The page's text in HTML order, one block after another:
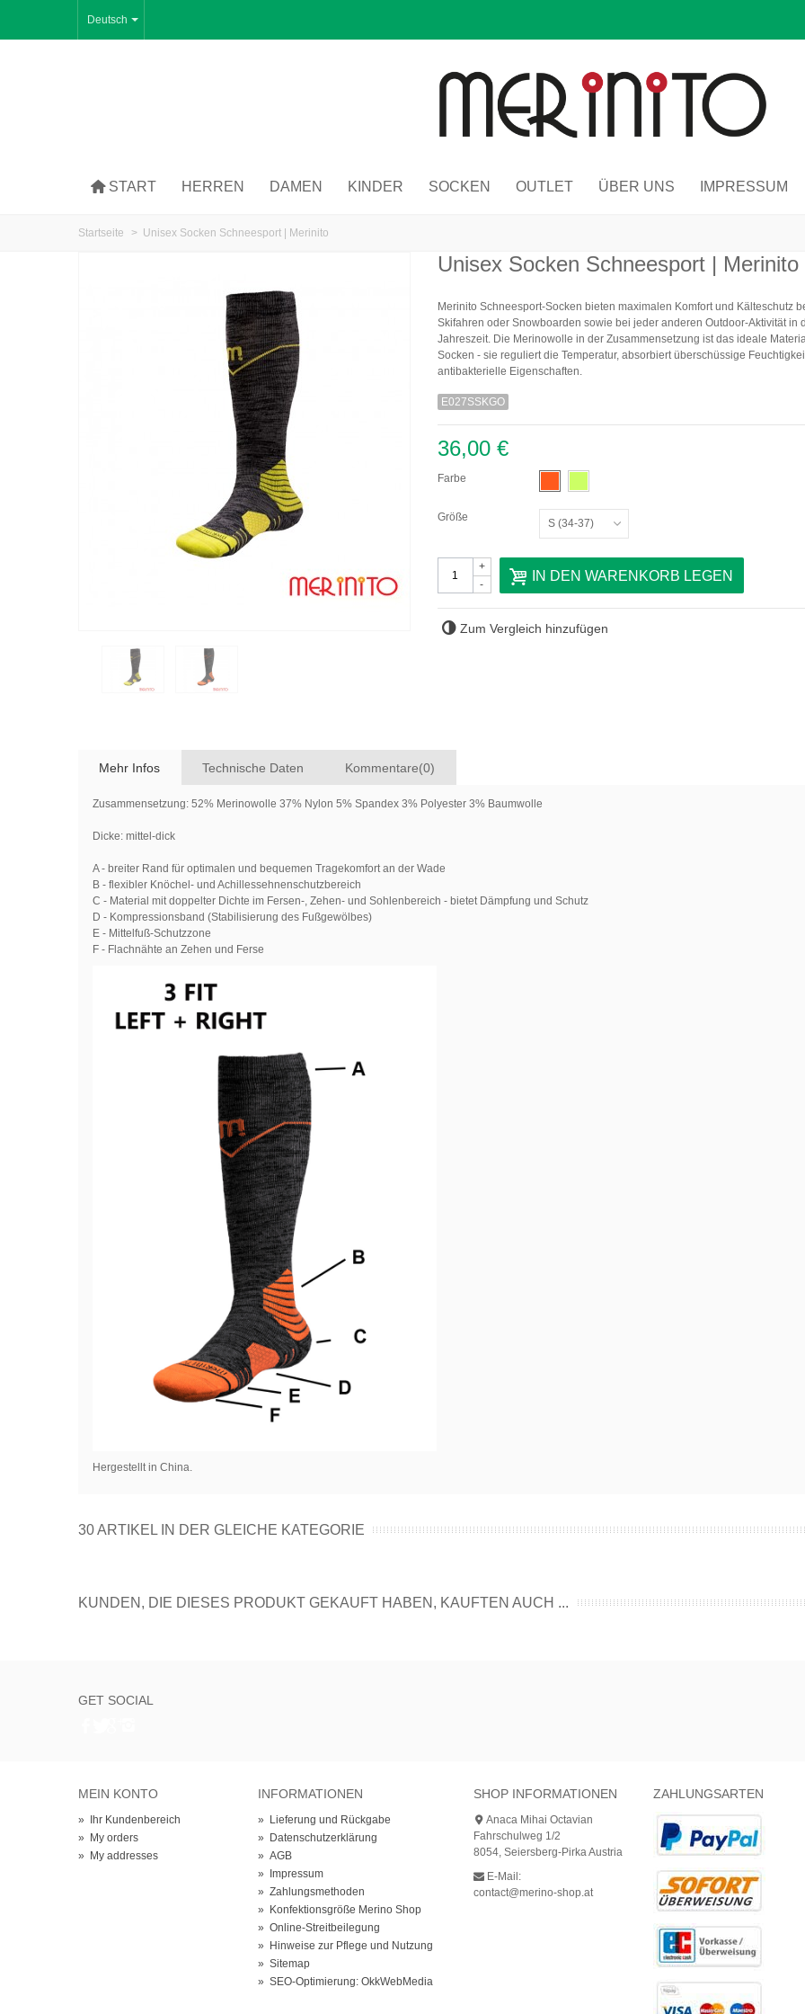
Deutsch
START HERREN DAMEN KINDER SOCKEN OUTLET ÜBER UNS IMPRESSUM
Startseite > Unisex Socken Schneesport | Merinito
Unisex Socken Schneesport | Merinito
Merinito Schneesport-Socken bieten maximalen Komfort und Kälteschutz
Skifahren oder Snowboarden sowie bei jeder anderen Outdoor-Aktivität in
Jahreszeit. Die Merinowolle in der Zusammensetzung ist das ideale
Socken - sie reguliert die Temperatur, absorbiert überschüssige
antibakterielle Eigenschaften.
E027SSKGO
36,00 €
Farbe
Größe S (34-37)
-
+
IN DEN WARENKORB LEGEN
Zum Vergleich hinzufügen
Mehr Infos Technische Daten Kommentare(0)
Zusammensetzung: 52% Merinowolle 37% Nylon 5% Spandex 3% Polyester 3% Baumwolle
Dicke: mittel-dick
A - breiter Rand für optimalen und bequemen Tragekomfort an der Wade
B - flexibler Knöchel- und Achillessehnenschutzbereich
C - Material mit doppelter Dichte im Fersen-, Zehen- und Sohlenbereich - bietet Dämpfung und Schutz
D - Kompressionsband (Stabilisierung des Fußgewölbes)
E - Mittelfuß-Schutzzone
F - Flachnähte an Zehen und Ferse
Hergestellt in China.
30 ARTIKEL IN DER GLEICHE KATEGORIE
KUNDEN, DIE DIESES PRODUKT GEKAUFT HABEN, KAUFTEN AUCH ...
GET SOCIAL
MEIN KONTO
»
Ihr Kundenbereich
»
My orders
»
My addresses
INFORMATIONEN
»
Lieferung und Rückgabe
»
Datenschutzerklärung
» AGB
»
Impressum
» Zahlungsmethoden
»
Konfektionsgröße Merino Shop
» Online-Streitbeilegung
»
Hinweise zur Pflege und Nutzung
» Sitemap
» SEO-Optimierung: OkkWebMedia
SHOP INFORMATIONEN
Anaca Mihai Octavian
Fahrschulweg 1/2
8054, Seiersberg-Pirka Austria
E-Mail:
contact@merino-shop.at
ZAHLUNGSARTEN